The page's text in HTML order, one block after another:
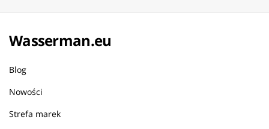
Wasserman.eu
Blog
Nowości
Strefa marek